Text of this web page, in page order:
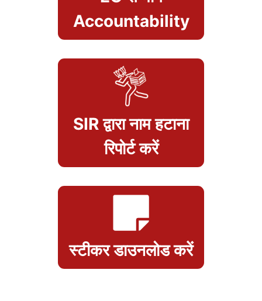
Accountability
SIR द्वारा नाम हटाना
रिपोर्ट करें
स्टीकर डाउनलोड करें